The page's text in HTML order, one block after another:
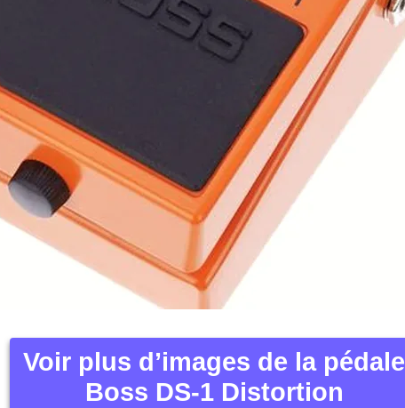
Voir plus d’images de la pédale
Boss DS-1 Distortion